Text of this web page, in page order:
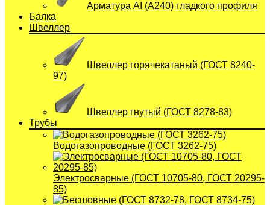
Арматура АI (A240) гладкого профиля
Балка
Швеллер
Швеллер горячекатаный (ГОСТ 8240-
97)
Швеллер гнутый (ГОСТ 8278-83)
Трубы
Водогазопроводные (ГОСТ 3262-75)
Электросварные (ГОСТ 10705-80, ГОСТ 20295-
85)